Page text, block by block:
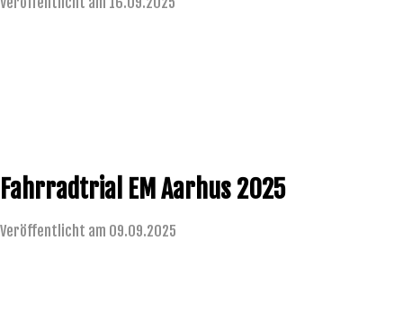
Fahrradtrial EM Aarhus 2025
Veröffentlicht am 09.09.2025